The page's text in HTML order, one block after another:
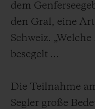
dem
den Gral, eine
Schweiz.
besegelt …
Die Teilnahme
Segler große